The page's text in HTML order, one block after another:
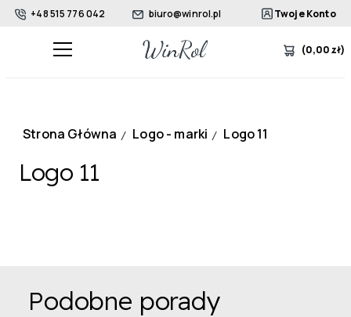
+48 515 776 042 biuro@winrol.pl Twoje Konto
(0,00zł)
Strona Główna / Logo - marki / Logo 11
Logo 11
Podobne porady